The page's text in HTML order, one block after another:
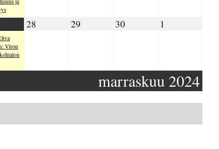
marraskuu 2024
Viron
28 28.11.2024
29 29.11.2024
30 30.11.20241